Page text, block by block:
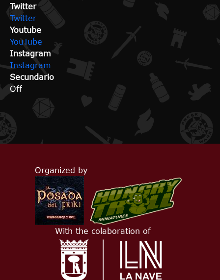
Twitter
Twitter
Youtube
YouTube
Instagram
Instagram
Secundario
Off
Organized by
With the colaboration of